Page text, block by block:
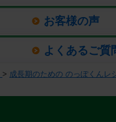
お客様の声
よくあるご質
> 成長期のための のっぽくんレ